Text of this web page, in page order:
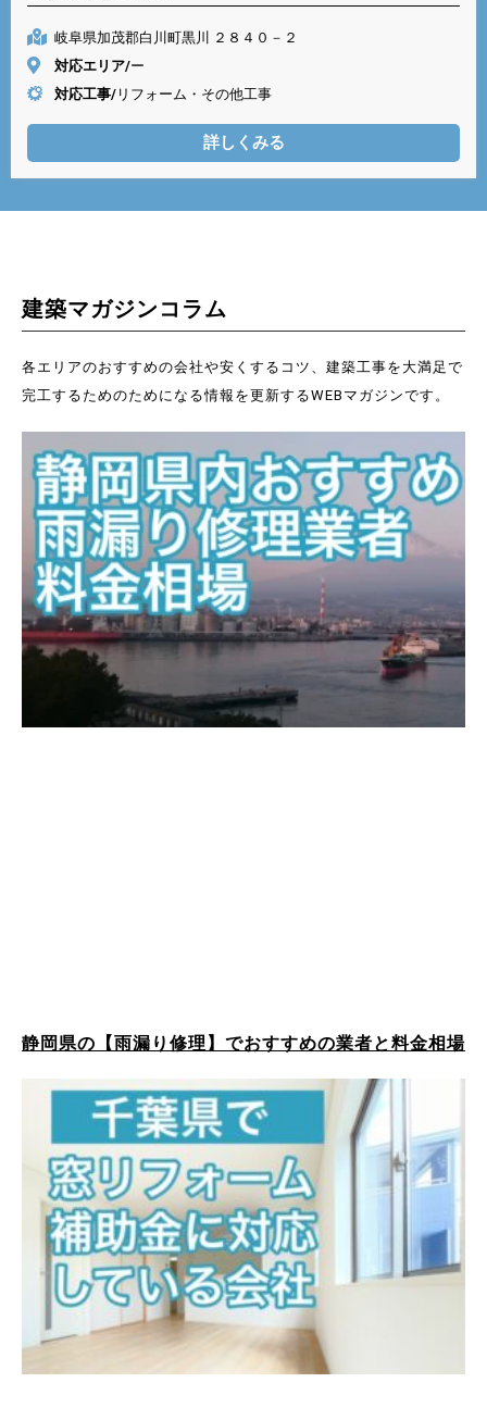
岐阜県加茂郡白川町黒川 ２８４０－２
対応エリア/ー
対応工事/ リフォーム・その他工事
詳しくみる
建築マガジンコラム
各エリアのおすすめの会社や安くするコツ、建築工事を大満足で
完工するためのためになる情報を更新するWEBマガジンです。
静岡県の【雨漏り修理】でおすすめの業者と料金相場